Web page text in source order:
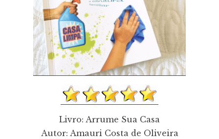
Livro: Arrume Sua Casa
Autor: Amauri Costa de Oliveira